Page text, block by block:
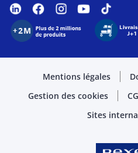
Mentions légales
Gestion des cookies
Sites